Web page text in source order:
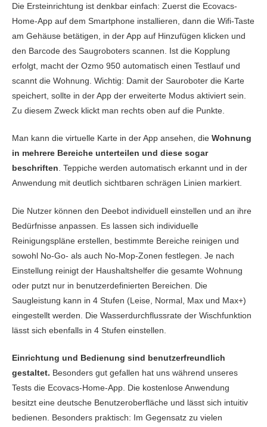
Virtuelle Sperren Ja
Die Ersteinrichtung ist denkbar einfach: Zuerst die Ecovacs-
Home-App auf dem Smartphone installieren, dann die Wifi-Taste
am Gehäuse betätigen, in der App auf Hinzufügen klicken und
den Barcode des Saugroboters scannen. Ist die Kopplung
erfolgt, macht der Ozmo 950 automatisch einen Testlauf und
scannt die Wohnung. Wichtig: Damit der Sauroboter die Karte
speichert, sollte in der App der erweiterte Modus aktiviert sein.
Zu diesem Zweck klickt man rechts oben auf die Punkte.
Man kann die virtuelle Karte in der App ansehen, die Wohnung
in mehrere Bereiche unterteilen und diese sogar
beschriften . Teppiche werden automatisch erkannt und in der
Anwendung mit deutlich sichtbaren schrägen Linien markiert.
Die Nutzer können den Deebot individuell einstellen und an ihre
Bedürfnisse anpassen. Es lassen sich individuelle
Reinigungspläne erstellen, bestimmte Bereiche reinigen und
sowohl No-Go- als auch No-Mop-Zonen festlegen. Je nach
Einstellung reinigt der Haushaltshelfer die gesamte Wohnung
oder putzt nur in benutzerdefinierten Bereichen. Die
Saugleistung kann in 4 Stufen (Leise, Normal, Max und Max+)
eingestellt werden. Die Wasserdurchflussrate der Wischfunktion
lässt sich ebenfalls in 4 Stufen einstellen.
Einrichtung und Bedienung sind benutzerfreundlich
gestaltet. Besonders gut gefallen hat uns während unseres
Tests die Ecovacs-Home-App. Die kostenlose Anwendung
besitzt eine deutsche Benutzeroberfläche und lässt sich intuitiv
bedienen. Besonders praktisch: Im Gegensatz zu vielen